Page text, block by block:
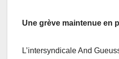
Une grève maintenue en
L’intersyndicale And